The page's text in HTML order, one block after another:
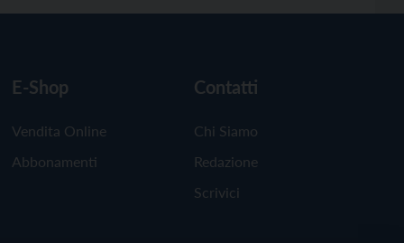
E-Shop
Vendita Online
Abbonamenti
Contatti
Chi Siamo
Redazione
Scrivici